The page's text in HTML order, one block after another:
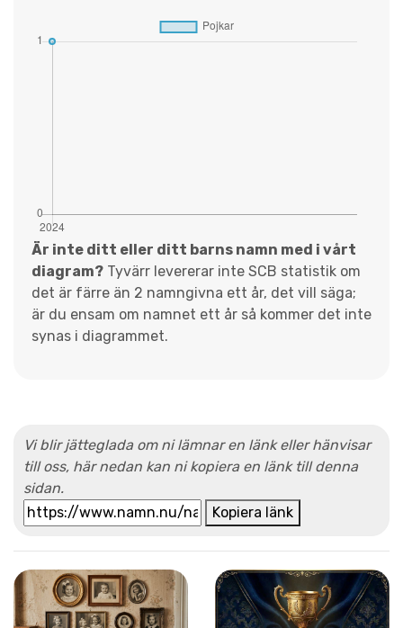
Är inte ditt eller ditt barns namn med i vårt
diagram? Tyvärr levererar inte SCB statistik om
det är färre än 2 namngivna ett år, det vill säga;
är du ensam om namnet ett år så kommer det inte
synas i diagrammet.
Vi blir jätteglada om ni lämnar en länk eller hänvisar
till oss, här nedan kan ni kopiera en länk till denna
sidan.
Kopiera länk